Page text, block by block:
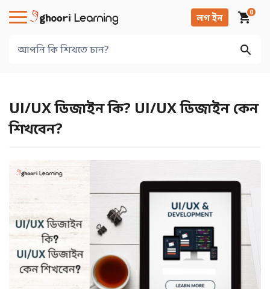
লগ ইন 0
UI/UX ডিজাইন কি? UI/UX ডিজাইন কেন
শিখবেন?